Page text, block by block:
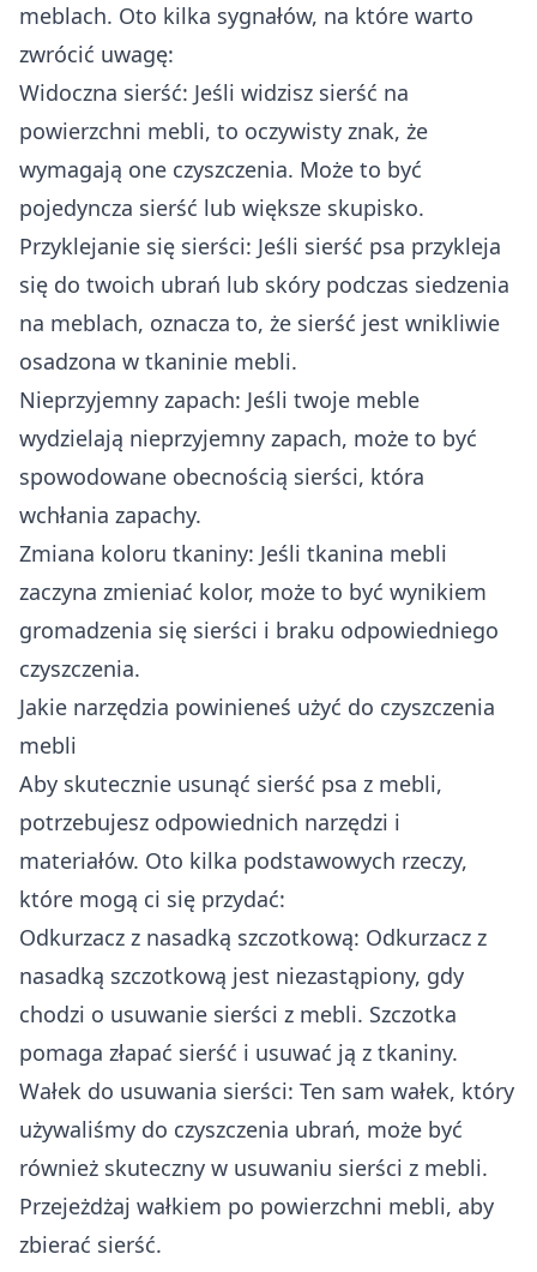
meblach. Oto kilka sygnałów, na które warto
zwrócić uwagę:
Widoczna sierść: Jeśli widzisz sierść na
powierzchni mebli, to oczywisty znak, że
wymagają one czyszczenia. Może to być
pojedyncza sierść lub większe skupisko.
Przyklejanie się sierści: Jeśli sierść psa przykleja
się do twoich ubrań lub skóry podczas siedzenia
na meblach, oznacza to, że sierść jest wnikliwie
osadzona w tkaninie mebli.
Nieprzyjemny zapach: Jeśli twoje meble
wydzielają nieprzyjemny zapach, może to być
spowodowane obecnością sierści, która
wchłania zapachy.
Zmiana koloru tkaniny: Jeśli tkanina mebli
zaczyna zmieniać kolor, może to być wynikiem
gromadzenia się sierści i braku odpowiedniego
czyszczenia.
Jakie narzędzia powinieneś użyć do czyszczenia
mebli
Aby skutecznie usunąć sierść psa z mebli,
potrzebujesz odpowiednich narzędzi i
materiałów. Oto kilka podstawowych rzeczy,
które mogą ci się przydać:
Odkurzacz z nasadką szczotkową: Odkurzacz z
nasadką szczotkową jest niezastąpiony, gdy
chodzi o usuwanie sierści z mebli. Szczotka
pomaga złapać sierść i usuwać ją z tkaniny.
Wałek do usuwania sierści: Ten sam wałek, który
używaliśmy do czyszczenia ubrań, może być
również skuteczny w usuwaniu sierści z mebli.
Przejeżdżaj wałkiem po powierzchni mebli, aby
zbierać sierść.